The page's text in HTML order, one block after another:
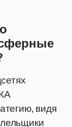
видя